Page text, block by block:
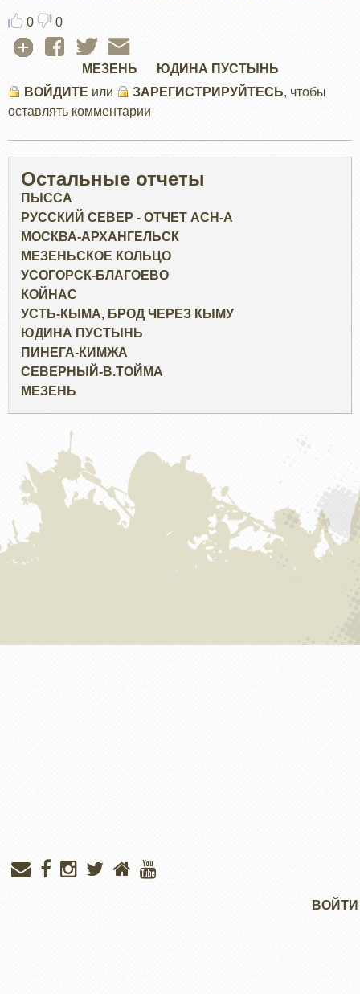
0 0
МЕЗЕНЬ
ЮДИНА ПУСТЫНЬ
ВОЙДИТЕ или ЗАРЕГИСТРИРУЙТЕСЬ, чтобы
оставлять комментарии
Остальные отчеты
ПЫССА
РУССКИЙ СЕВЕР - ОТЧЕТ ACH-А
МОСКВА-АРХАНГЕЛЬСК
МЕЗЕНЬСКОЕ КОЛЬЦО
УСОГОРСК-БЛАГОЕВО
КОЙНАС
УСТЬ-КЫМА, БРОД ЧЕРЕЗ КЫМУ
ЮДИНА ПУСТЫНЬ
ПИНЕГА-КИМЖА
СЕВЕРНЫЙ-В.ТОЙМА
МЕЗЕНЬ
ВОЙТИ